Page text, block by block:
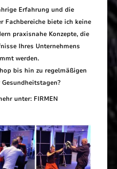
Erfahrung und die
Fachbereiche biete ich keine
praxisnahe Konzepte, die
Ihres Unternehmens
werden.
bis hin zu regelmäßigen
unter: FIRMEN